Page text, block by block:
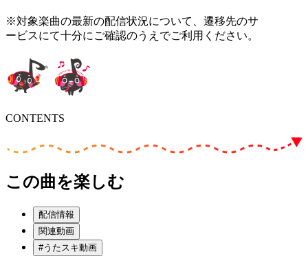
※対象楽曲の最新の配信状況について、遷移先のサ
ービスにて十分にご確認のうえでご利用ください。
CONTENTS
この曲を楽しむ
配信情報
関連動画
#うたスキ動画